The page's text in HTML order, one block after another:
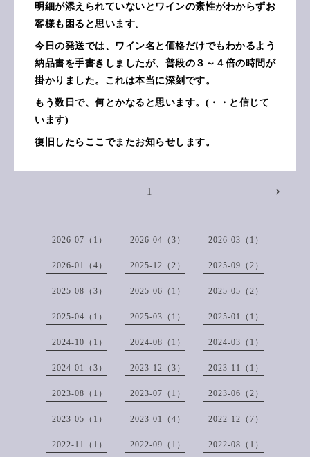
明細が添えられていないとワインの素性がわからずお
客様も困ると思います。
今日の発送では、ワイン名と価格だけでもわかるよう
納品書を手書きしましたが、普段の３～４倍の時間が
掛かりました。これは本当に深刻です。
もう数日で、何とかなると思います。(・・と信じて
います)
復旧したらここでまたお知らせします。
1
2026-07（1） 2026-04（3） 2026-03（1）
2026-01（4） 2025-12（2） 2025-09（2）
2025-08（3） 2025-06（1） 2025-05（2）
2025-04（1） 2025-03（1） 2025-01（1）
2024-10（1） 2024-08（1） 2024-03（1）
2024-01（3） 2023-12（3） 2023-11（1）
2023-08（1） 2023-07（1） 2023-06（2）
2023-05（1） 2023-01（4） 2022-12（7）
2022-11（1） 2022-09（1） 2022-08（1）